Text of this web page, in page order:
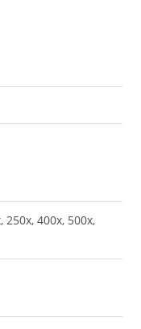
250х, 400х, 500х,